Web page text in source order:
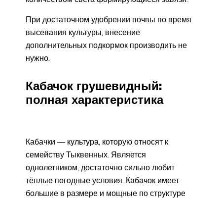
При достаточном удобрении почвы по время
высевания культуры, внесение
дополнительных подкормок производить не
нужно.
Кабачок грушевидный:
полная характеристика
Кабачки — культура, которую относят к
семейству Тыквенных. Является
однолетником, достаточно сильно любит
тёплые погодные условия. Кабачок имеет
большие в размере и мощные по структуре